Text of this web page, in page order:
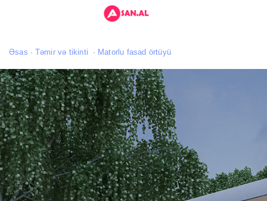
Əsas Təmir və tikinti Matorlu fasad örtüyü